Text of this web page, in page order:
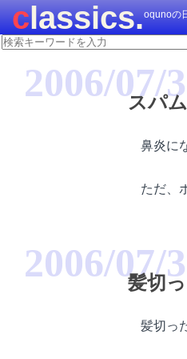
classics.oqunoの
2006/07/
スパ
鼻炎に
ただ、
2006/07/
髪切
髪切っ